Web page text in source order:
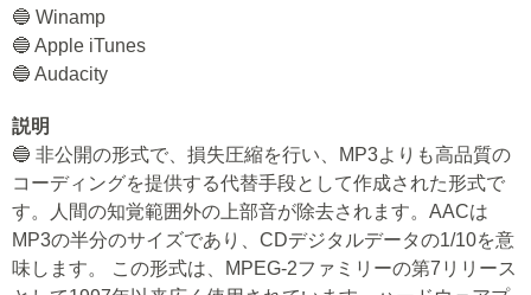
🔵 Winamp
🔵 Apple iTunes
🔵 Audacity
説明
🔵 非公開の形式で、損失圧縮を行い、MP3よりも高品質の
コーディングを提供する代替手段として作成された形式で
す。人間の知覚範囲外の上部音が除去されます。AACは
MP3の半分のサイズであり、CDデジタルデータの1/10を意
味します。 この形式は、MPEG-2ファミリーの第7リリース